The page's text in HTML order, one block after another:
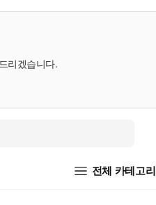
리겠습니다.
전체 카테고리